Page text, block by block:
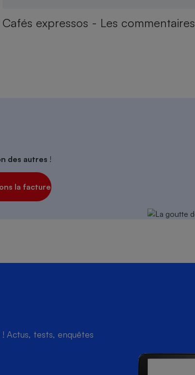
Cafés expressos - Les commentaires
des autres !
la facture
Actus, tests, enquêtes